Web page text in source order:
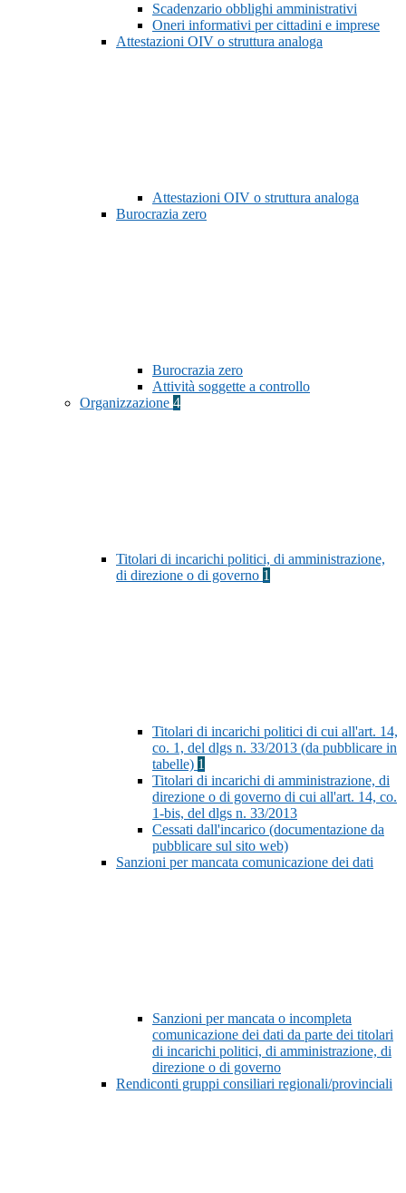
Scadenzario obblighi amministrativi
Oneri informativi per cittadini e imprese
Attestazioni OIV o struttura analoga
Attestazioni OIV o struttura analoga
Burocrazia zero
Burocrazia zero
Attività soggette a controllo
Organizzazione 4
Titolari di incarichi politici, di amministrazione,
di direzione o di governo 1
Titolari di incarichi politici di cui all'art. 14,
co. 1, del dlgs n. 33/2013 (da pubblicare in
tabelle) 1
Titolari di incarichi di amministrazione, di
direzione o di governo di cui all'art. 14, co.
1-bis, del dlgs n. 33/2013
Cessati dall'incarico (documentazione da
pubblicare sul sito web)
Sanzioni per mancata comunicazione dei dati
Sanzioni per mancata o incompleta
comunicazione dei dati da parte dei titolari
di incarichi politici, di amministrazione, di
direzione o di governo
Rendiconti gruppi consiliari regionali/provinciali